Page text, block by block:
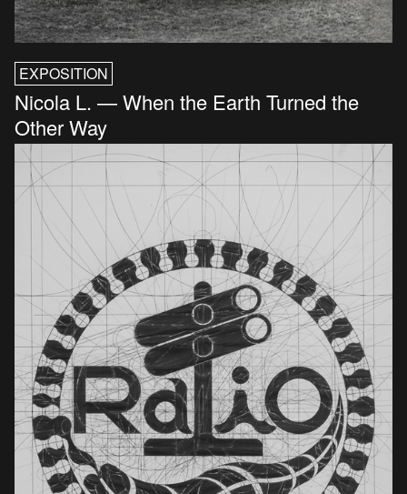
EXPOSITION
Nicola L. — When the Earth Turned the
Other Way